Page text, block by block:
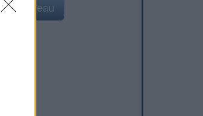
point d'eau